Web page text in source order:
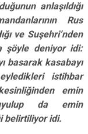
anlaşıldığı
Rus
ve Suşehri’nden
şöyle deniyor idi:
basarak kasabayı
istihbar
emin
da emin
belirtiliyor idi.